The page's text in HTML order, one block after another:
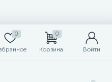
0 0
Корзина Войти